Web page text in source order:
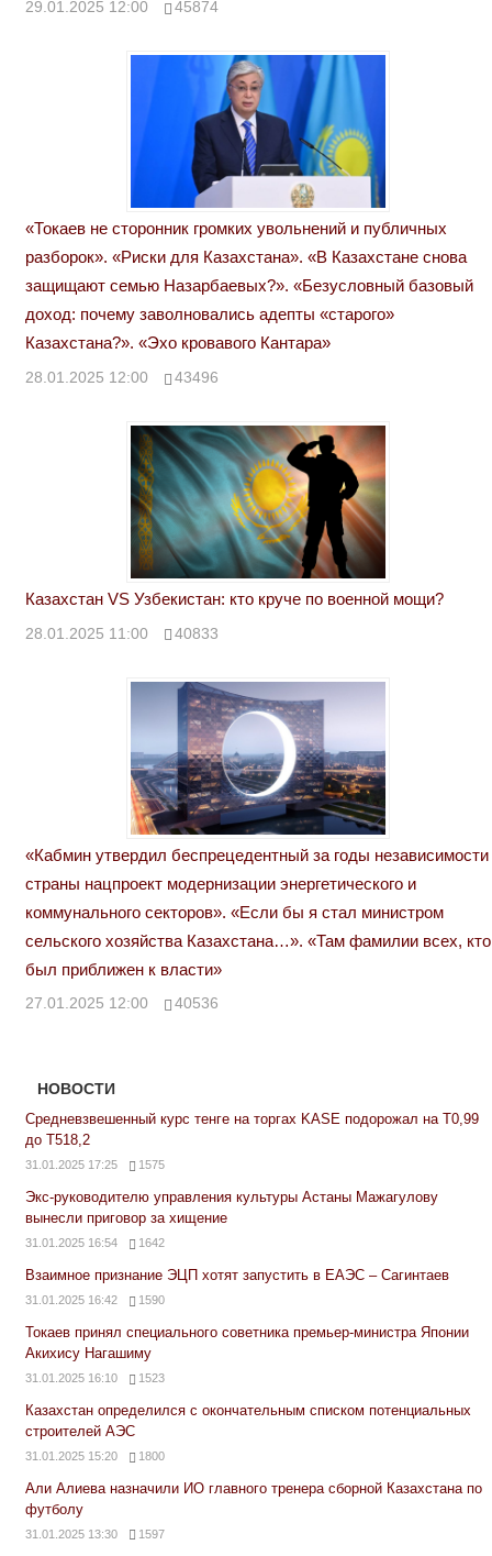
29.01.2025 12:00 45874
«Токаев не сторонник громких увольнений и публичных
разборок». «Риски для Казахстана». «В Казахстане снова
защищают семью Назарбаевых?». «Безусловный базовый
доход: почему заволновались адепты «старого»
Казахстана?». «Эхо кровавого Кантара»
28.01.2025 12:00 43496
Казахстан VS Узбекистан: кто круче по военной мощи?
28.01.2025 11:00 40833
«Кабмин утвердил беспрецедентный за годы независимости
страны нацпроект модернизации энергетического и
коммунального секторов». «Если бы я стал министром
сельского хозяйства Казахстана…». «Там фамилии всех, кто
был приближен к власти»
27.01.2025 12:00 40536
НОВОСТИ
Средневзвешенный курс тенге на торгах KASE подорожал на Т0,99
до Т518,2
31.01.2025 17:25 1575
Экс-руководителю управления культуры Астаны Мажагулову
вынесли приговор за хищение
31.01.2025 16:54 1642
Взаимное признание ЭЦП хотят запустить в ЕАЭС – Сагинтаев
31.01.2025 16:42 1590
Токаев принял специального советника премьер-министра Японии
Акихису Нагашиму
31.01.2025 16:10 1523
Казахстан определился с окончательным списком потенциальных
строителей АЭС
31.01.2025 15:20 1800
Али Алиева назначили ИО главного тренера сборной Казахстана по
футболу
31.01.2025 13:30 1597